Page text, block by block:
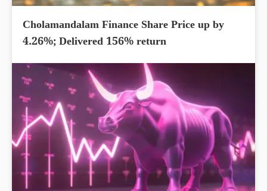
Cholamandalam Finance Share Price up by
4.26%; Delivered 156% return